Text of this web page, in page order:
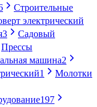
Строительные
электрический
3
Садовый
Прессы
машина2
1
Молотки
197